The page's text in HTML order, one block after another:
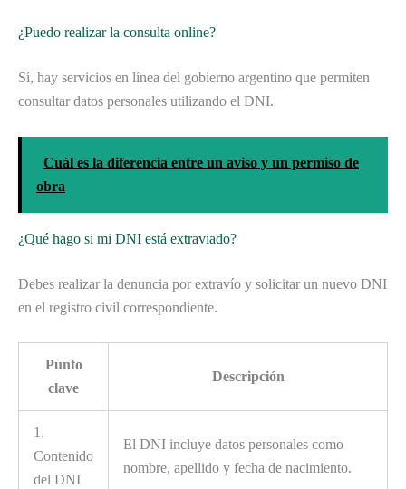
¿Puedo realizar la consulta online?
Sí, hay servicios en línea del gobierno argentino que permiten
consultar datos personales utilizando el DNI.
Cuál es la diferencia entre un aviso y un permiso de
obra
¿Qué hago si mi DNI está extraviado?
Debes realizar la denuncia por extravío y solicitar un nuevo DNI
en el registro civil correspondiente.
Punto
clave
Descripción
1.
Contenido
del DNI
El DNI incluye datos personales como
nombre, apellido y fecha de nacimiento.